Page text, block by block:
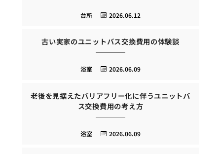
2026.06.12
台所
古い実家のユニットバス交換費用の体験談
2026.06.09
浴室
老後を見据えたバリアフリー化に伴うユニットバ
ス交換費用の考え方
2026.06.09
浴室